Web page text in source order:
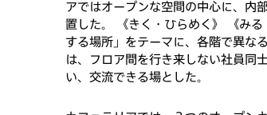
アではオープンな空間の中心に、内
置した。 《きく・ひらめく》 《み
する場所」をテーマに、各階で異な
は、フロア間を行き来しない社員同
い、交流できる場とした。